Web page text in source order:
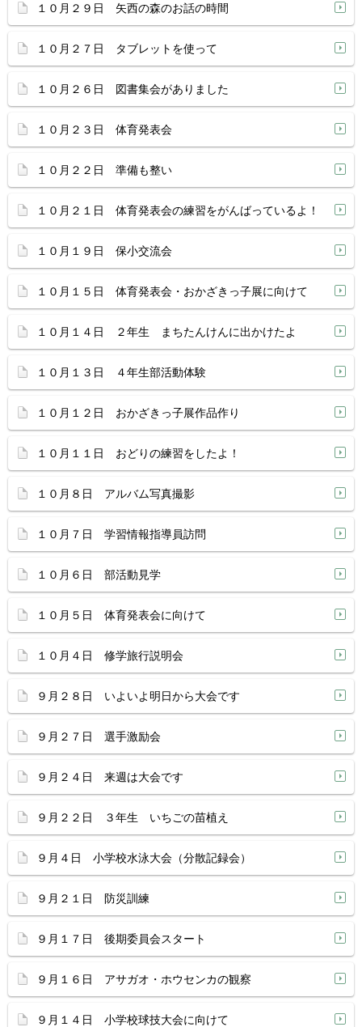
１０月２９日 矢西の森のお話の時間
１０月２７日 タブレットを使って
１０月２６日 図書集会がありました
１０月２３日 体育発表会
１０月２２日 準備も整い
１０月２１日 体育発表会の練習をがんばっているよ！
１０月１９日 保小交流会
１０月１５日 体育発表会・おかざきっ子展に向けて
１０月１４日 ２年生 まちたんけんに出かけたよ
１０月１３日 ４年生部活動体験
１０月１２日 おかざきっ子展作品作り
１０月１１日 おどりの練習をしたよ！
１０月８日 アルバム写真撮影
１０月７日 学習情報指導員訪問
１０月６日 部活動見学
１０月５日 体育発表会に向けて
１０月４日 修学旅行説明会
９月２８日 いよいよ明日から大会です
９月２７日 選手激励会
９月２４日 来週は大会です
９月２２日 ３年生 いちごの苗植え
９月４日 小学校水泳大会（分散記録会）
９月２１日 防災訓練
９月１７日 後期委員会スタート
９月１６日 アサガオ・ホウセンカの観察
９月１４日 小学校球技大会に向けて